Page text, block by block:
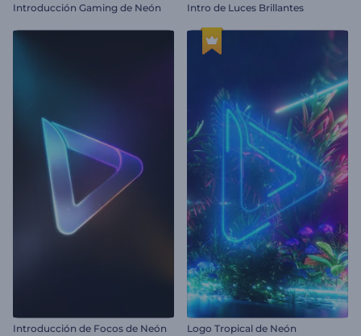
Introducción Gaming de Neón Intro de Luces Brillantes
Introducción de Focos de Neón Logo Tropical de Neón